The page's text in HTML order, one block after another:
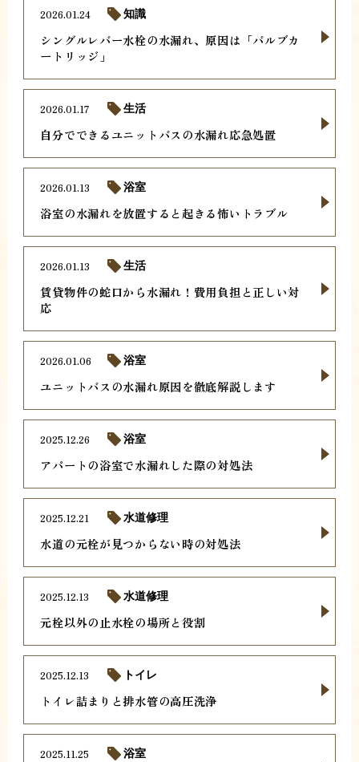
シングルレバー水栓の水漏れ、原因は「バルブカ
ートリッジ」
2026.01.24 知識
自分でできるユニットバスの水漏れ応急処置
2026.01.17 生活
浴室の水漏れを放置すると起きる怖いトラブル
2026.01.13 浴室
賃貸物件の蛇口から水漏れ！費用負担と正しい対
応
2026.01.13 生活
ユニットバスの水漏れ原因を徹底解説します
2026.01.06 浴室
アパートの浴室で水漏れした際の対処法
2025.12.26 浴室
水道の元栓が見つからない時の対処法
2025.12.21 水道修理
元栓以外の止水栓の場所と役割
2025.12.13 水道修理
トイレ詰まりと排水管の高圧洗浄
2025.12.13 トイレ
2025.11.25 浴室